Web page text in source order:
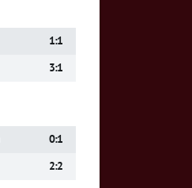
1:1
3:1
0:1
2:2